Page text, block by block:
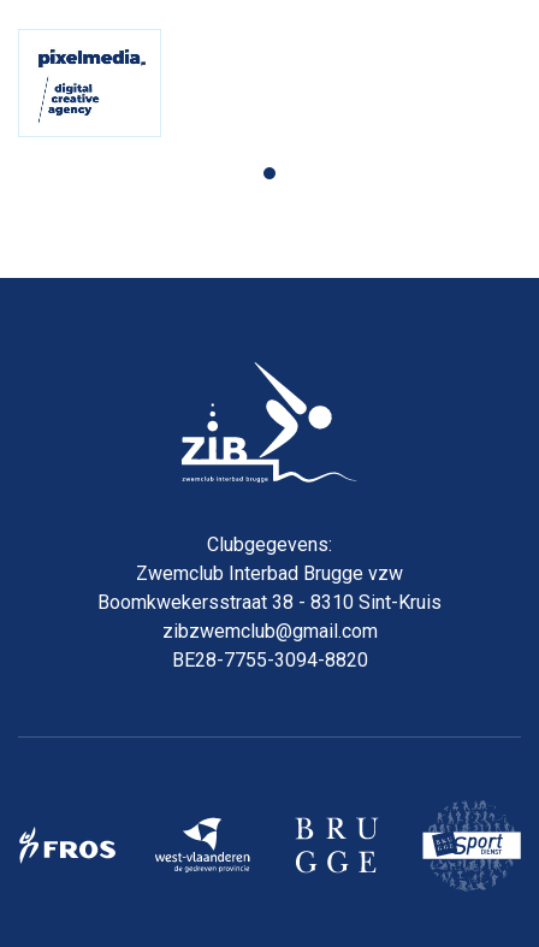
Clubgegevens:
Zwemclub Interbad Brugge vzw
Boomkwekersstraat 38 - 8310 Sint-Kruis
zibzwemclub@gmail.com
BE28-7755-3094-8820